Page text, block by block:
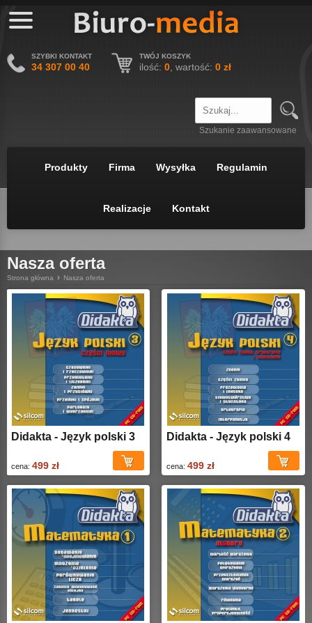
SZYBKI KONTAKT
34 307 00 40
TWÓJ KOSZYK
ilość: 0 , wartość: 0 zł
Szukanie zaawansowane
Menu
Produkty Firma Wysyłka Regulamin
Realizacje Kontakt
Nasza oferta
Strona główna › Nasza oferta
Didakta - Język polski 3
cena: 499 zł
Didakta - Język polski 4
cena:499 zł